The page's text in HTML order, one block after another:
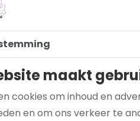
Cultuur
DONEER
maakt
cookies om inhoud en
en om ons verkeer te